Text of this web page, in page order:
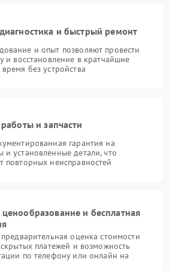
и быстрый ремонт
и опыт позволяют провести
и восстановление в кратчайшие
без устройства
и запчасти
гарантия на
установленные детали, что
повторных неисправностей
и бесплатная
оценка стоимости
платежей и возможность
по телефону или онлайн на